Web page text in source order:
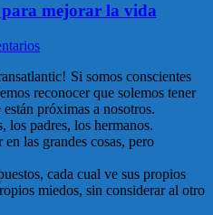
mejorar la vida
Si somos conscientes
reconocer que solemos tener
próximas a nosotros.
los padres, los hermanos.
las grandes cosas, pero
cada cual ve sus propios
miedos, sin considerar al otro